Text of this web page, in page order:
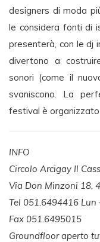
designers di moda
le considera fonti di
presenterà, con le dj
divertono a
sonori (come il
svaniscono. La
festival è
INFO
Circolo Arcigay Il
Via Don Minzoni 18,
Tel 051.6494416
Fax 051.6495015
Groundfloor aperto